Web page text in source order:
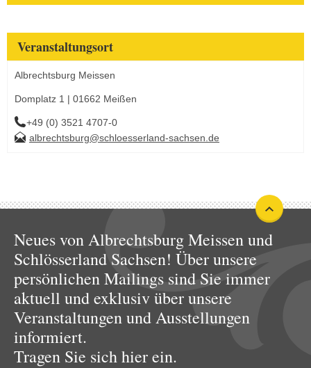
Veranstaltungsort
Albrechtsburg Meissen
Domplatz 1 | 01662 Meißen
+49 (0) 3521 4707-0
albrechtsburg@schloesserland-sachsen.de
Neues von Albrechtsburg Meissen und
Schlösserland Sachsen! Über unsere
persönlichen Mailings sind Sie immer
aktuell und exklusiv über unsere
Veranstaltungen und Ausstellungen
informiert.
Tragen Sie sich hier ein.